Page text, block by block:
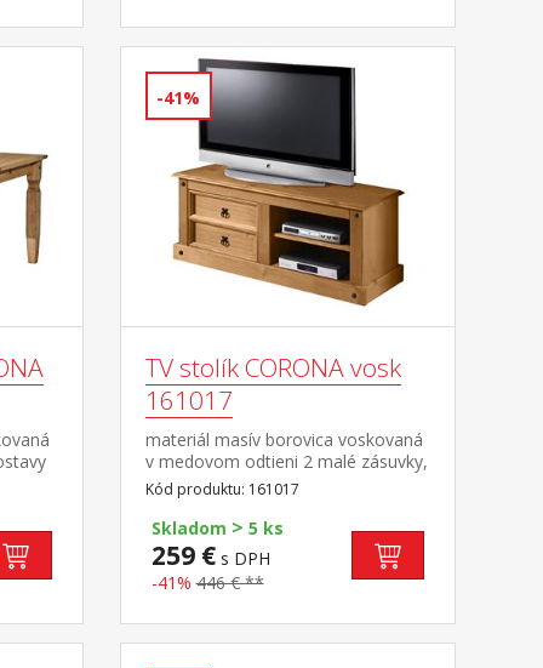
-41%
TV stolík CORONA vosk
161017
materiál masív borovica voskovaná
v medovom odtieni 2 malé zásuvky,
1 polica, kovové ozdobné úchytky
súčasť zostavy Corona
Kód produktu: 161017
Skladom > 5 ks
259 €s DPH
-41% 446 € **